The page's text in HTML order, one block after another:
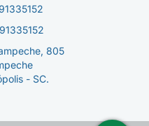
805
- SC.